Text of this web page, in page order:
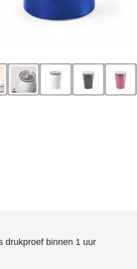
drukproef binnen 1 uur